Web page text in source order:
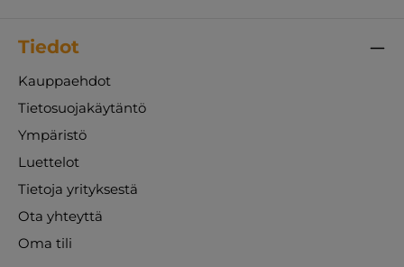
Tiedot
Kauppaehdot
Tietosuojakäytäntö
Ympäristö
Luettelot
Tietoja yrityksestä
Ota yhteyttä
Oma tili